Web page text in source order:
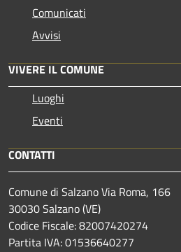
Comunicati
Avvisi
VIVERE IL COMUNE
Luoghi
Eventi
CONTATTI
Comune di Salzano Via Roma, 166
30030 Salzano (VE)
Codice Fiscale: 82007420274
Partita IVA: 01536640277